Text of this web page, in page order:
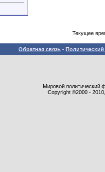
Текущее
Обратная связь -
Мировой политический
Copyright ©2000 -